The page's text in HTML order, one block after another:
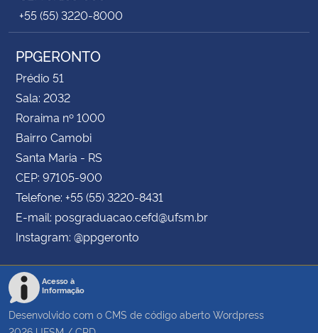
+55 (55) 3220-8000
PPGERONTO
Prédio 51
Sala: 2032
Roraima nº 1000
Bairro Camobi
Santa Maria - RS
CEP: 97105-900
Telefone: +55 (55) 3220-8431
E-mail: posgraduacao.cefd@ufsm.br
Instagram: @ppgeronto
Acesso à
Informação
Desenvolvido com o CMS de código aberto Wordpress